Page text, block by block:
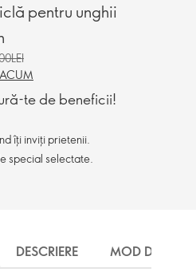
pentru unghii
te de beneficii!
îți inviți prietenii.
special selectate.
DESCRIERE MOD DE